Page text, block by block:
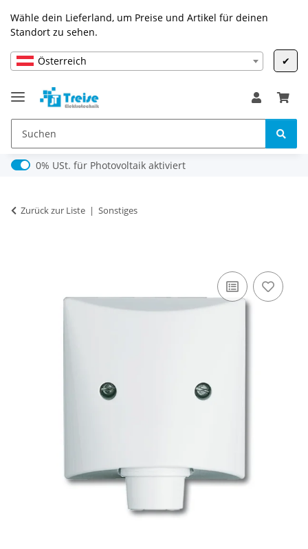
Wähle dein Lieferland, um Preise und Artikel für deinen
Standort zu sehen.
Österreich ✔
0% USt. für Photovoltaik (§ 12 Abs. 3 UStG)
0% USt. für Photovoltaik aktiviert
Zurück zur Liste Sonstiges